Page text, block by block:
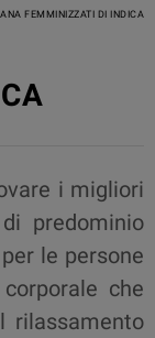
FEMMINIZZATI DI INDICA
i migliori
predominio
le persone
che
rilassamento